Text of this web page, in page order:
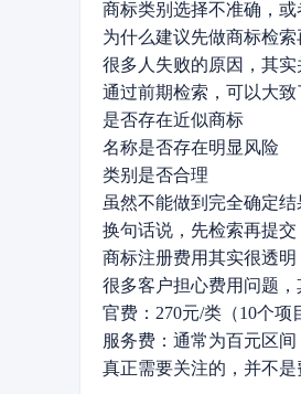
商标类别选择不准确，
为什么建议先做商标检索
很多人失败的原因，其实
通过前期检索，可以大致
是否存在近似商标
名称是否存在明显风险
类别是否合理
虽然不能做到完全确定
换句话说，先检索再提交
商标注册费用其实很透明
很多客户担心费用问题，
官费：270元/类（10个项
服务费：通常为百元区间
真正需要关注的，并不是